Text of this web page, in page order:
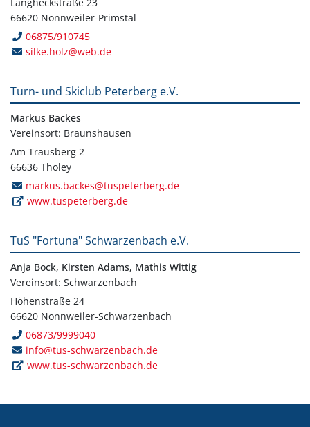
66620 Nonnweiler-Primstal
06875/910745
silke.holz@web.de
Turn- und Skiclub Peterberg e.V.
Markus Backes
Vereinsort: Braunshausen
Am Trausberg 2
66636 Tholey
markus.backes@tuspeterberg.de
www.tuspeterberg.de
TuS "Fortuna" Schwarzenbach e.V.
Anja Bock, Kirsten Adams, Mathis Wittig
Vereinsort: Schwarzenbach
Höhenstraße 24
66620 Nonnweiler-Schwarzenbach
06873/9999040
info@tus-schwarzenbach.de
www.tus-schwarzenbach.de